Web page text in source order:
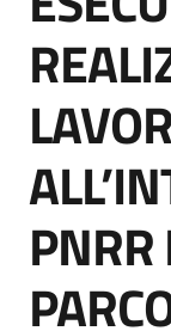
English
site
Seguici
su